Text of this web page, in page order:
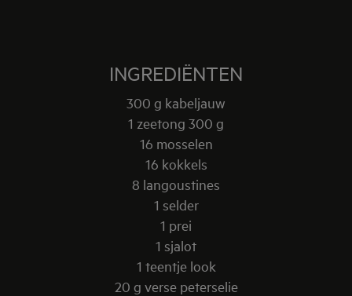
INGREDIËNTEN
300 g kabeljauw
1 zeetong 300 g
16 mosselen
16 kokkels
8 langoustines
1 selder
1 prei
1 sjalot
1 teentje look
20 g verse peterselie